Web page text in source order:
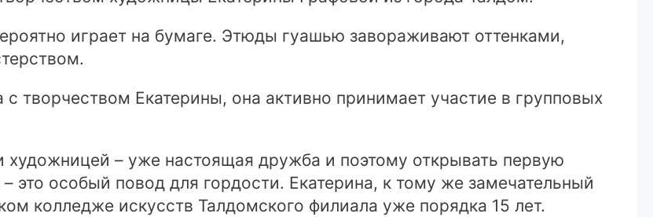
играет на бумаге. Этюды гуашью завораживают оттенками,
творчеством Екатерины, она активно принимает участие в групповых
– уже настоящая дружба и поэтому открывать первую
это особый повод для гордости. Екатерина, к тому же замечательный
колледже искусств Талдомского филиала уже порядка 15 лет.